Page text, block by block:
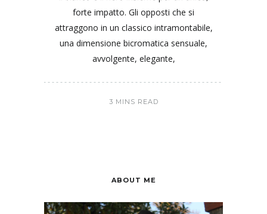
forte impatto. Gli opposti che si
attraggono in un classico intramontabile,
una dimensione bicromatica sensuale,
avvolgente, elegante,
3 MINS READ
ABOUT ME